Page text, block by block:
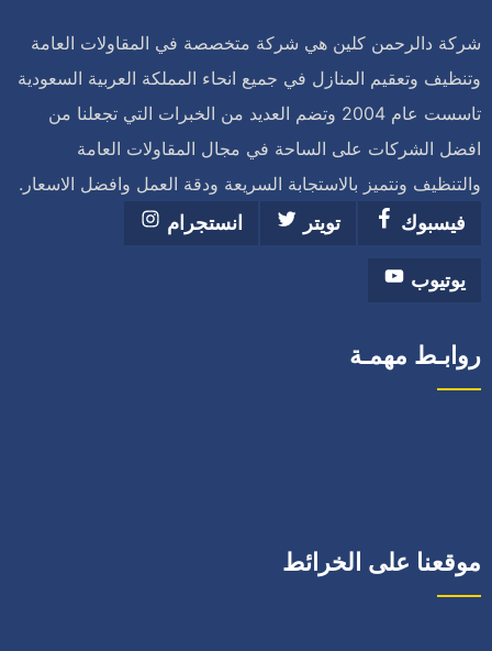
شركة دالرحمن كلين هي شركة متخصصة في المقاولات العامة
وتنظيف وتعقيم المنازل في جميع انحاء المملكة العربية السعودية
تاسست عام 2004 وتضم العديد من الخبرات التي تجعلنا من
افضل الشركات على الساحة في مجال المقاولات العامة
والتنظيف ونتميز بالاستجابة السريعة ودقة العمل وافضل الاسعار.
فيسبوك
تويتر انستجرام
يوتيوب
روابـط مهمـة
موقعنا على الخرائط